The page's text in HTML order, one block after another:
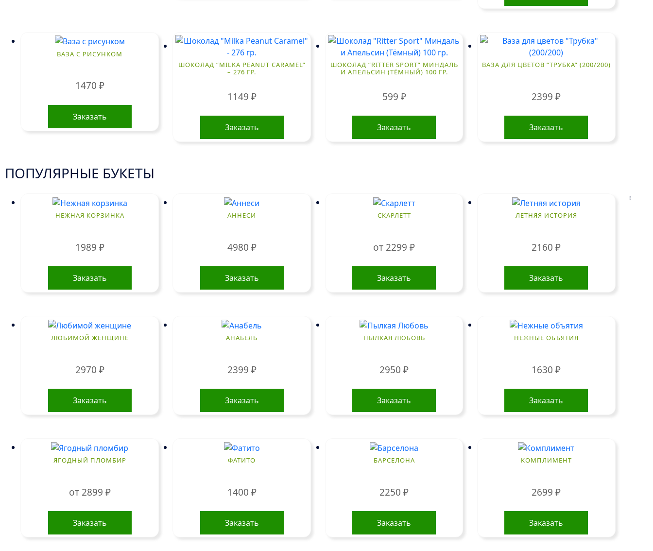
ВАЗА С РИСУНКОМ
1470 ₽
Заказать
ШОКОЛАД “MILKA PEANUT CARAMEL”
– 276 ГР.
1149 ₽
Заказать
ШОКОЛАД “RITTER SPORT” МИНДАЛЬ
И АПЕЛЬСИН (ТЁМНЫЙ) 100 ГР.
599 ₽
Заказать
ВАЗА ДЛЯ ЦВЕТОВ “ТРУБКА” (200/200)
2399₽
Заказать
ПОПУЛЯРНЫЕ БУКЕТЫ
НЕЖНАЯ КОРЗИНКА
1989 ₽
Заказать
АННЕСИ
4980 ₽
Заказать
СКАРЛЕТТ
от 2299 ₽
Заказать
Этот
имеет
ЛЕТНЯЯ ИСТОРИЯ
2160₽
Заказать
ЛЮБИМОЙ ЖЕНЩИНЕ
2970 ₽
Заказать
АНАБЕЛЬ
2399 ₽
Заказать
ПЫЛКАЯ ЛЮБОВЬ
2950 ₽
Заказать
НЕЖНЫЕ ОБЪЯТИЯ
1630₽
Заказать
ЯГОДНЫЙ ПЛОМБИР
от 2899 ₽
Заказать
Этот
имеет
ФАТИТО
1400 ₽
Заказать
БАРСЕЛОНА
2250 ₽
Заказать
КОМПЛИМЕНТ
2699₽
Заказать
!